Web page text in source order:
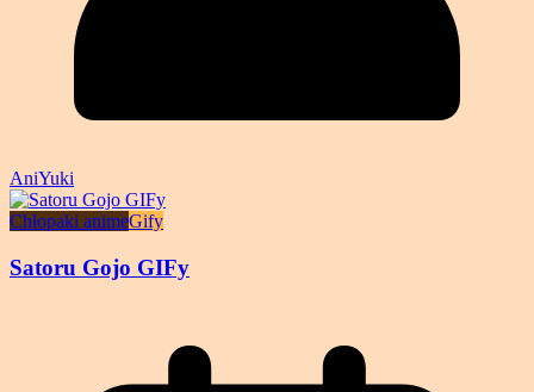
AniYuki
Chłopaki animeGify
Satoru Gojo GIFy